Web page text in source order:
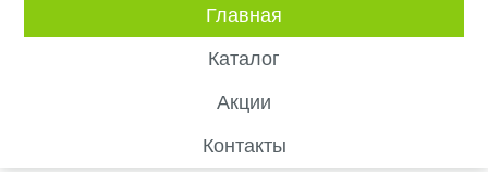
Главная
Каталог
Акции
Контакты